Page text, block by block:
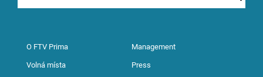
O FTV Prima Management
Volná místa Press